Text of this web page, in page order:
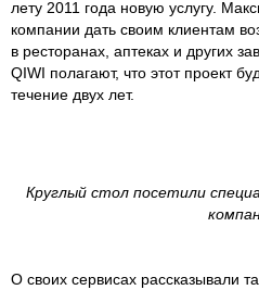
лету 2011 года новую услугу.
компании дать своим клиентам
в ресторанах, аптеках и других
QIWI полагают, что этот проект
течение двух лет.
Круглый стол посетили
О своих сервисах рассказывали